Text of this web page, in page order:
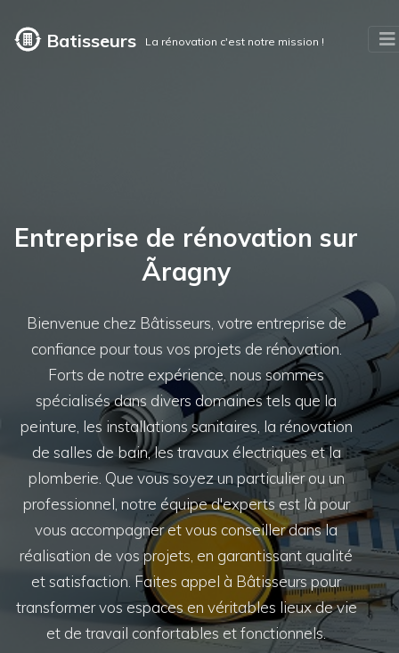
Batisseurs La rénovation c'est notre mission !
Entreprise de rénovation sur
Ãragny
Bienvenue chez Bâtisseurs, votre entreprise de
confiance pour tous vos projets de rénovation.
Forts de notre expérience, nous sommes
spécialisés dans divers domaines tels que la
peinture, les installations sanitaires, la rénovation
de salles de bain, les travaux électriques et la
plomberie. Que vous soyez un particulier ou un
professionnel, notre équipe d'experts est là pour
vous accompagner et vous conseiller dans la
réalisation de vos projets, en garantissant qualité
et satisfaction. Faites appel à Bâtisseurs pour
transformer vos espaces en véritables lieux de vie
et de travail confortables et fonctionnels.